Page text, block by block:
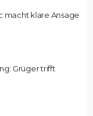
macht klare Ansage
Grüger trifft